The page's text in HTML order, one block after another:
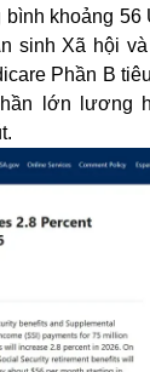
khoảng 56
sinh Xã hội
Phần B
lớn lương